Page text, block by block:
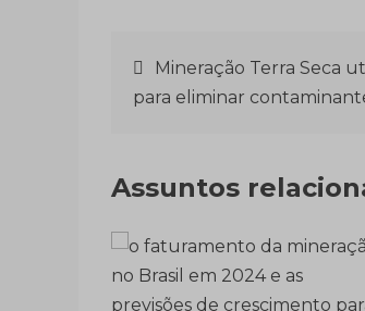
Navegação
de
Post
Mineração Terra Seca
para eliminar
Assuntos